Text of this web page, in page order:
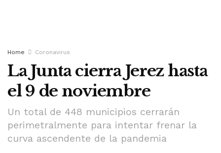
Home Coronavirus
La Junta cierra Jerez hasta
el 9 de noviembre
Un total de 448 municipios cerrarán
perimetralmente para intentar frenar la
curva ascendente de la pandemia